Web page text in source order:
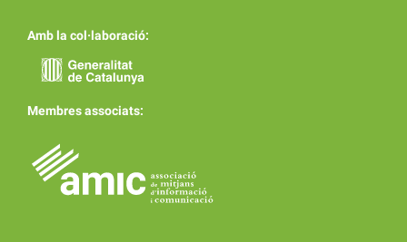
Amb la col·laboració:
Membres associats: